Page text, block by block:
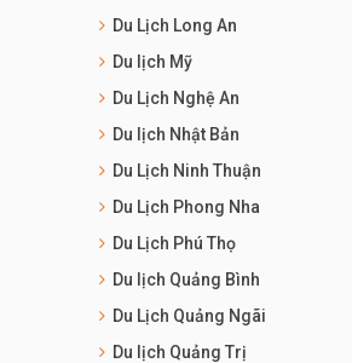
Du Lịch Long An
Du lịch Mỹ
Du Lịch Nghệ An
Du lịch Nhật Bản
Du Lịch Ninh Thuận
Du Lịch Phong Nha
Du Lịch Phú Thọ
Du lịch Quảng Bình
Du Lịch Quảng Ngãi
Du lịch Quảng Trị